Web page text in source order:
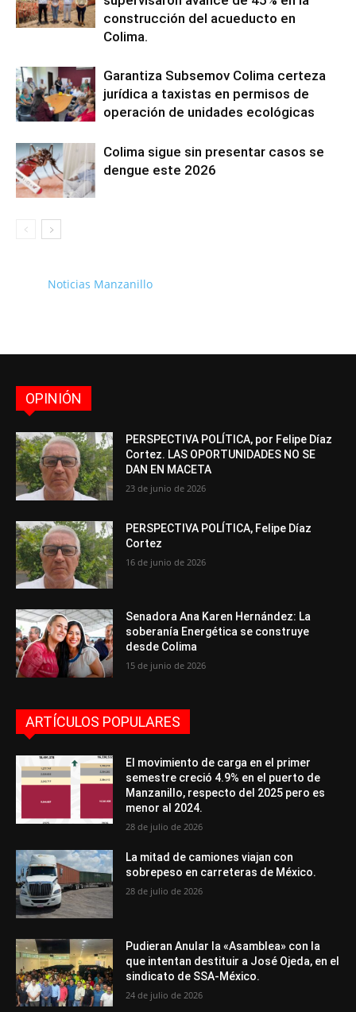
construcción del acueducto en
Colima.
Garantiza Subsemov Colima certeza
jurídica a taxistas en permisos de
operación de unidades ecológicas
Colima sigue sin presentar casos se
dengue este 2026
Noticias Manzanillo
OPINIÓN
PERSPECTIVA POLÍTICA, por Felipe Díaz
Cortez. LAS OPORTUNIDADES NO SE
DAN EN MACETA
23 de junio de 2026
PERSPECTIVA POLÍTICA, Felipe Díaz
Cortez
16 de junio de 2026
Senadora Ana Karen Hernández: La
soberanía Energética se construye
desde Colima
15 de junio de 2026
ARTÍCULOS POPULARES
El movimiento de carga en el primer
semestre creció 4.9% en el puerto de
Manzanillo, respecto del 2025 pero es
menor al 2024.
28 de julio de 2026
La mitad de camiones viajan con
sobrepeso en carreteras de México.
28 de julio de 2026
Pudieran Anular la «Asamblea» con la
que intentan destituir a José Ojeda, en el
sindicato de SSA-México.
24 de julio de 2026